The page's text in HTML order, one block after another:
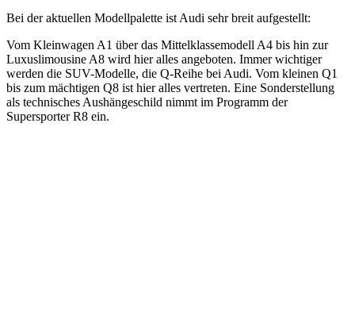
Bei der aktuellen Modellpalette ist Audi sehr breit aufgestellt:
Vom Kleinwagen A1 über das Mittelklassemodell A4 bis hin zur
Luxuslimousine A8 wird hier alles angeboten. Immer wichtiger
werden die SUV-Modelle, die Q-Reihe bei Audi. Vom kleinen Q1
bis zum mächtigen Q8 ist hier alles vertreten. Eine Sonderstellung
als technisches Aushängeschild nimmt im Programm der
Supersporter R8 ein.